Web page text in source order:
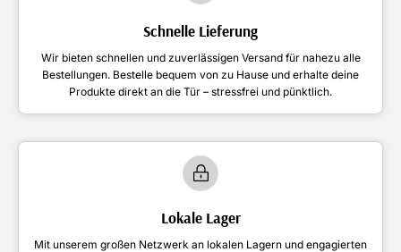
Schnelle Lieferung
Wir bieten schnellen und zuverlässigen Versand für nahezu alle
Bestellungen. Bestelle bequem von zu Hause und erhalte deine
Produkte direkt an die Tür – stressfrei und pünktlich.
Lokale Lager
Mit unserem großen Netzwerk an lokalen Lagern und engagierten